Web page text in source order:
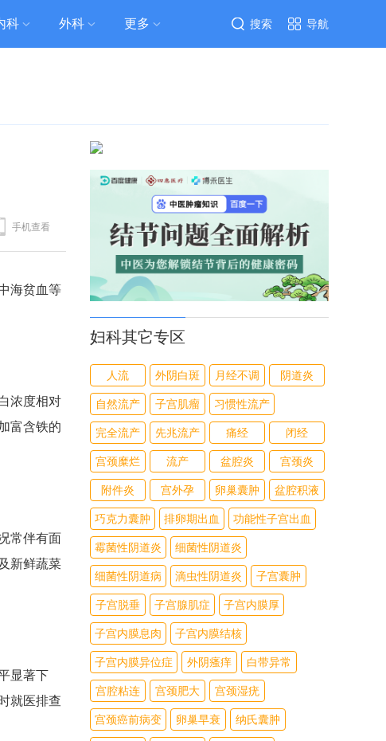
科 外科 更多 导航
搜索
手机查看
海贫血等
浓度相对
富含铁的
常伴有面
新鲜蔬菜
显著下
就医排查
妇科其它专区
人流 外阴白斑 月经不调 阴道炎
自然流产 子宫肌瘤 习惯性流产
完全流产 先兆流产 痛经 闭经
宫颈糜烂 流产 盆腔炎 宫颈炎
附件炎 宫外孕 卵巢囊肿 盆腔积液
巧克力囊肿 排卵期出血 功能性子宫出血
霉菌性阴道炎 细菌性阴道炎
细菌性阴道病 滴虫性阴道炎 子宫囊肿
子宫脱垂 子宫腺肌症 子宫内膜厚
子宫内膜息肉 子宫内膜结核
子宫内膜异位症 外阴瘙痒 白带异常
宫腔粘连 宫颈肥大 宫颈湿疣
宫颈癌前病变 卵巢早衰 纳氏囊肿